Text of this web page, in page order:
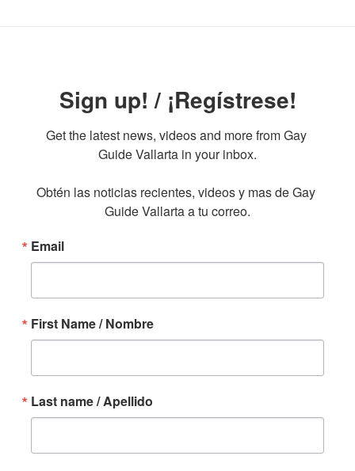
Sign up! / ¡Regístrese!
Get the latest news, videos and more from Gay
Guide Vallarta in your inbox.
Obtén las noticias recientes, videos y mas de Gay
Guide Vallarta a tu correo.
Email
First Name / Nombre
Last name / Apellido